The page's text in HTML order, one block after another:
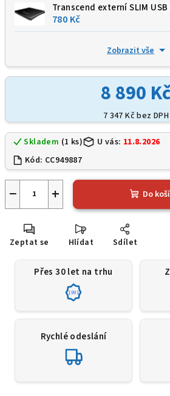
Transcend externí SLIM USB
780 Kč
Zobrazit vše
8 890
7 347 Kčbez DPH
Skladem (1 ks) U vás: 11.8.2026
Kód: CC949887
+
− Do
Zeptat se Hlídat Sdílet
Přes 30 let na trhu
1991
Rychlé odeslání